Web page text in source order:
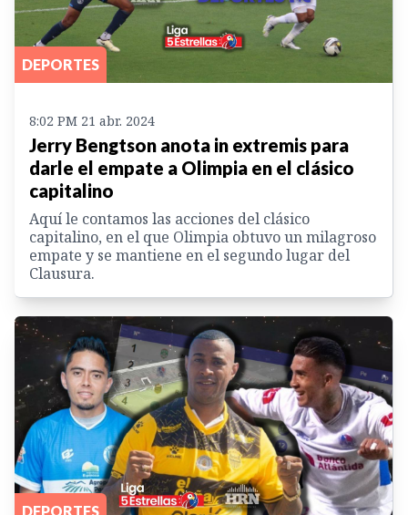
DEPORTES
8:02 PM 21 abr. 2024
Jerry Bengtson anota in extremis para
darle el empate a Olimpia en el clásico
capitalino
Aquí le contamos las acciones del clásico
capitalino, en el que Olimpia obtuvo un milagroso
empate y se mantiene en el segundo lugar del
Clausura.
DEPORTES